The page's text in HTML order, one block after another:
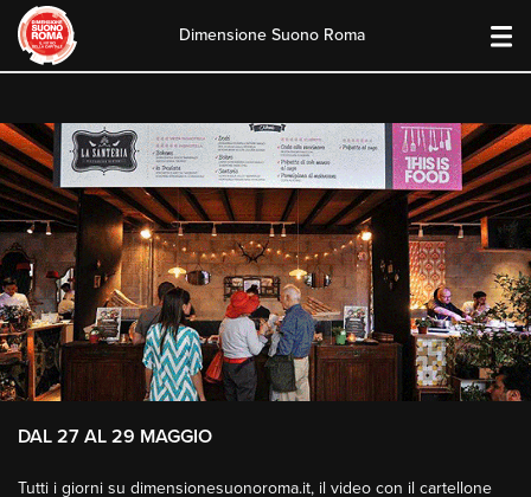
content
Dimensione Suono Roma
DAL 27 AL 29 MAGGIO
Tutti i giorni su dimensionesuonoroma.it, il video con il cartellone